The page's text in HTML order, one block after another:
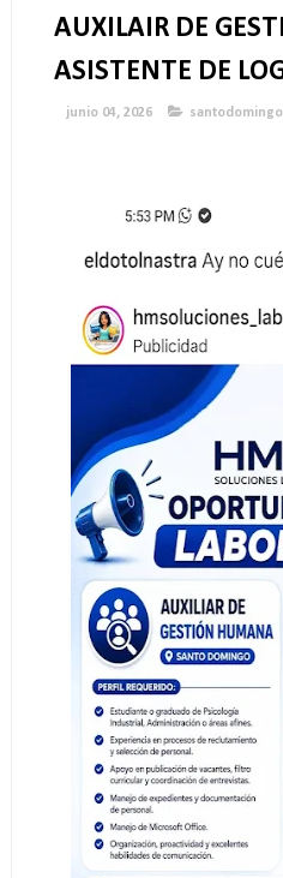
AUXILAIR DE
ASISTENTE DE
junio 04, 2026 santodomingo